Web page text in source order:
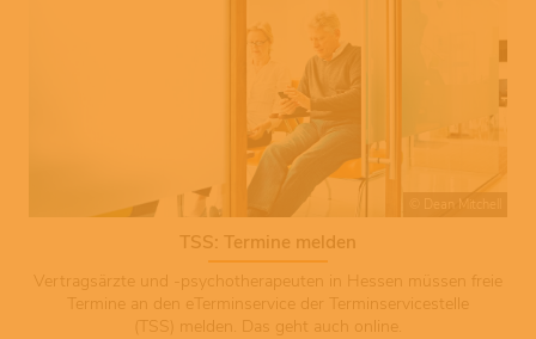
© Dean Mitchell
TSS: Termine melden
Vertragsärzte und -psychotherapeuten in Hessen müssen freie
Termine an den eTerminservice der Terminservicestelle
(TSS) melden. Das geht auch online.